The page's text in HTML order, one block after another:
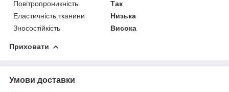
Повітропроникність
Так
Еластичність тканини
Низька
Зносостійкість
Висока
Приховати
Умови доставки